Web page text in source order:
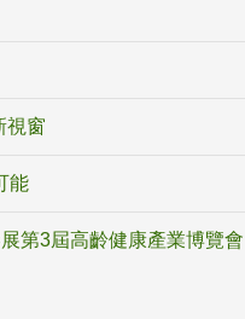
能
第3屆高齡健康產業博覽會